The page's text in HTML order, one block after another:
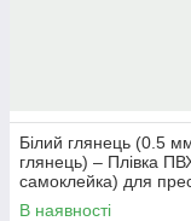
Білий глянець (0.5
глянець) ‒ Плівка
самоклейка) для
на МДФ
В наявності